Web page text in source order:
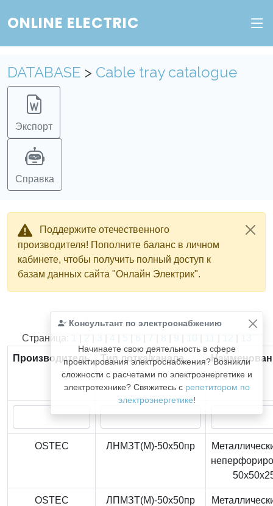
ONLINE ELECTRIC
DATABASE > Cable tray catalogue
Экспорт
Справка
Поддержите отечественного
производителя! Пополните баланс в личном
кабинете, чтобы получить полный доступ к
базам данных сайта "Онлайн Электрик".
Консультант по электроснабжению
Начинаете свою деятельность в сфере
проектирования электроснабжения? Возникли
сложности с расчетами по электроэнергетике и
электротехнике? Свяжитесь с репетитором по
электроэнергетике!
Найдено366из366записей.
Страница: 1 | 2 | 3 | 4 | 5 | 6 | 7 | 8 | 9 | 10 | 11 | 12 | 13
Производитель
Тип лотка/канала
OSTEC ЛНМЗТ(М)-50x50пр
OSTEC ЛПМЗТ(М)-50x50пр
Электрик" без ограничений.